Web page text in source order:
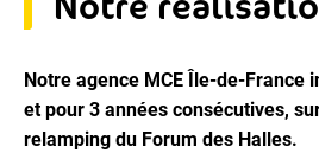
Notre agence MCE Île-de-France
et pour 3 années consécutives,
relamping du Forum des Halles.